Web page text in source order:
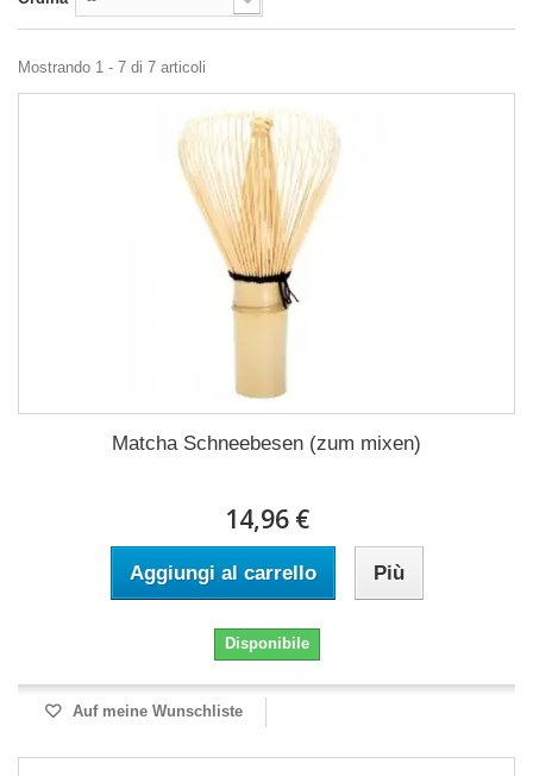
Mostrando 1 - 7 di 7 articoli
Matcha Schneebesen (zum mixen)
14,96 €
Aggiungi al carrello Più
Disponibile
Auf meine Wunschliste